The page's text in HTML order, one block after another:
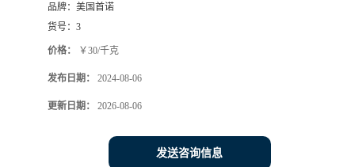
品牌： 美国首诺
货号： 3
价格： ￥30/千克
发布日期： 2024-08-06
更新日期： 2026-08-06
发送咨询信息